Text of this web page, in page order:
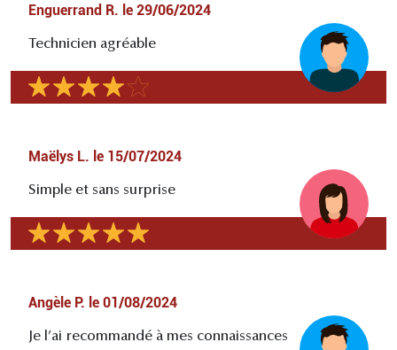
Enguerrand R. le 29/06/2024
Technicien agréable
Maëlys L. le 15/07/2024
Simple et sans surprise
Angèle P. le 01/08/2024
Je l’ai recommandé à mes connaissances